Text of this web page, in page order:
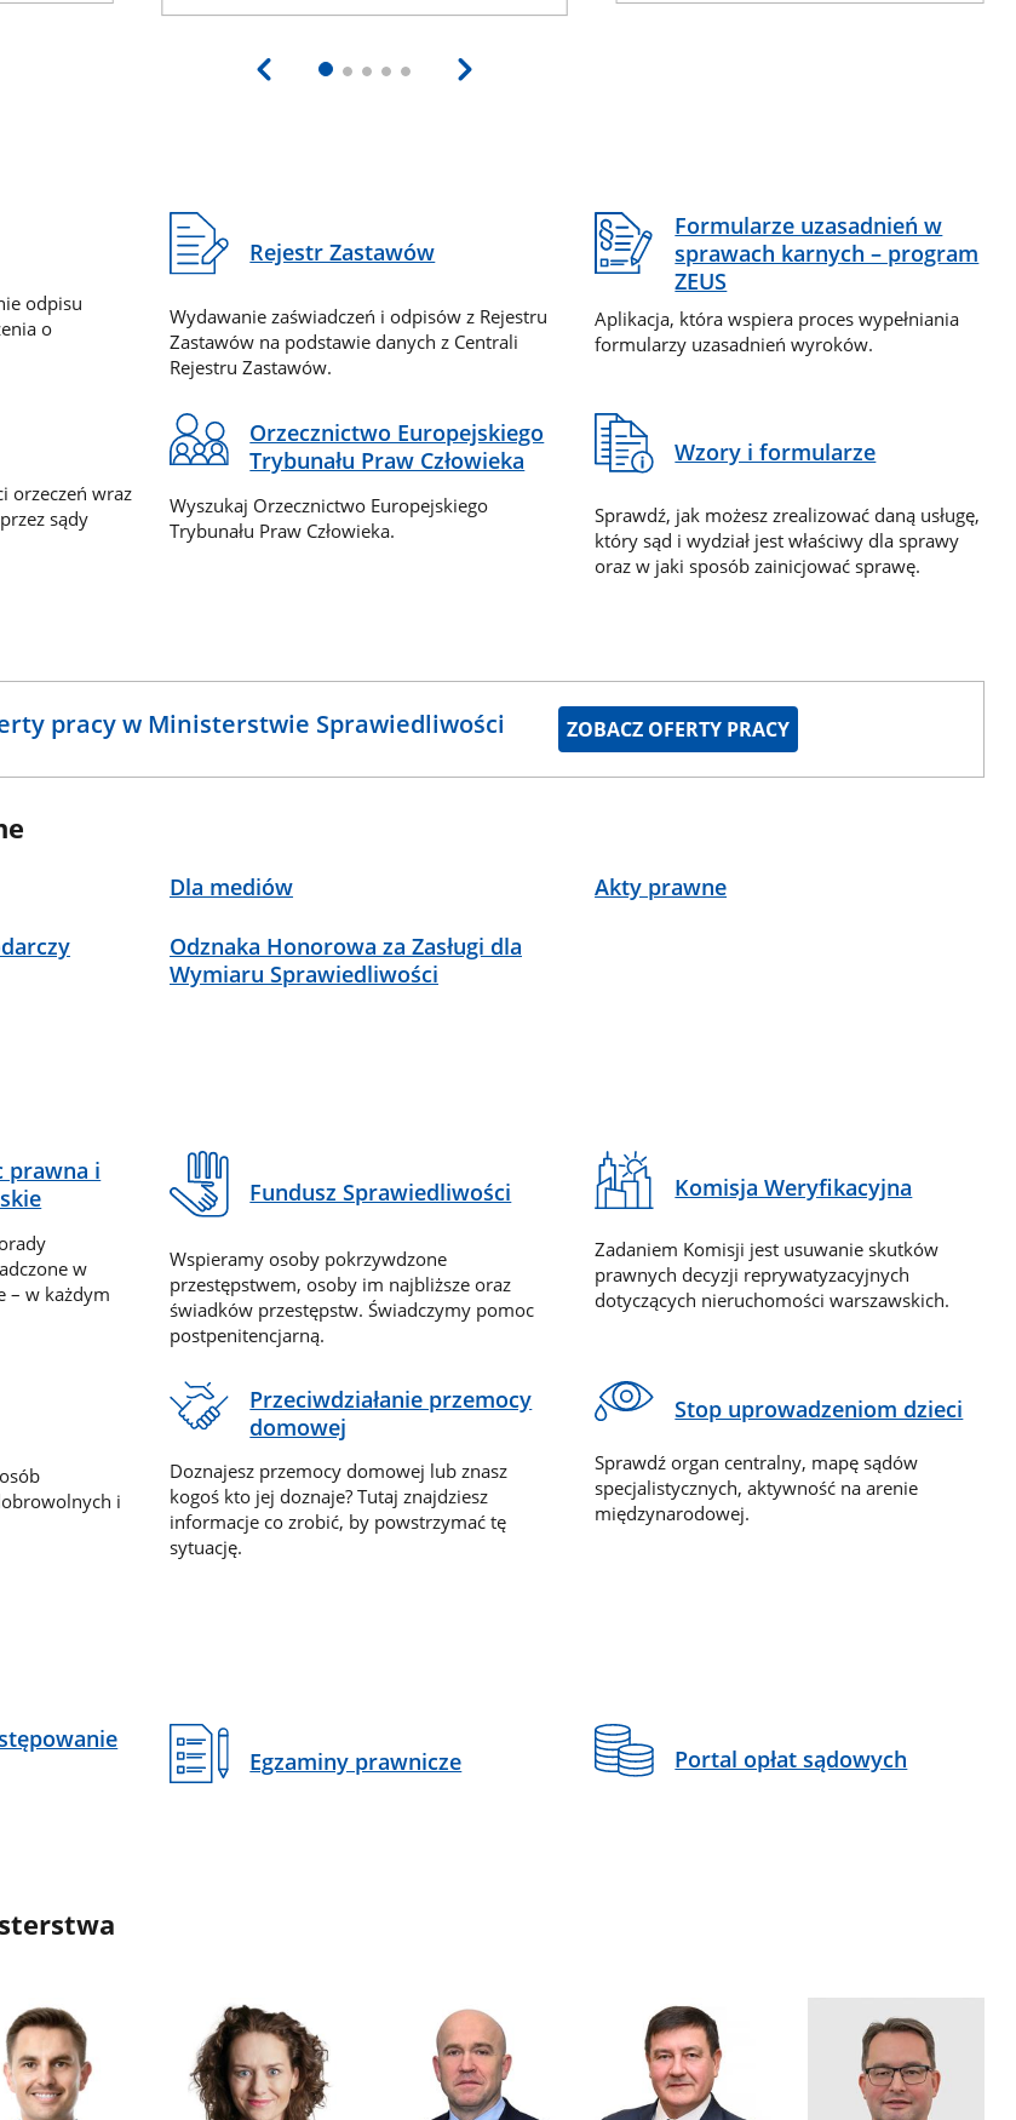
odpisu
o
Rejestr Zastawów
Wydawanie zaświadczeń i odpisów z Rejestru
Zastawów na podstawie danych z Centrali
Rejestru Zastawów.
Formularze uzasadnień w
sprawach karnych – program
ZEUS
Aplikacja, która wspiera proces wypełniania
formularzy uzasadnień wyroków.
orzeczeń wraz
sądy
Orzecznictwo Europejskiego
Trybunału Praw Człowieka
Wyszukaj Orzecznictwo Europejskiego
Trybunału Praw Człowieka.
Wzory i formularze
Sprawdź, jak możesz zrealizować daną usługę,
który sąd i wydział jest właściwy dla sprawy
oraz w jaki sposób zainicjować sprawę.
pracy w Ministerstwie Sprawiedliwości ZOBACZ OFERTY PRACY
Dla mediów Akty prawne
Odznaka Honorowa za Zasługi dla
Wymiaru Sprawiedliwości
prawna i
w
– w każdym
Fundusz Sprawiedliwości
Wspieramy osoby pokrzywdzone
przestępstwem, osoby im najbliższe oraz
świadków przestępstw. Świadczymy pomoc
postpenitencjarną.
Komisja Weryfikacyjna
Zadaniem Komisji jest usuwanie skutków
prawnych decyzji reprywatyzacyjnych
dotyczących nieruchomości warszawskich.
i
Przeciwdziałanie przemocy
domowej
Doznajesz przemocy domowej lub znasz
kogoś kto jej doznaje? Tutaj znajdziesz
informacje co zrobić, by powstrzymać tę
sytuację.
Stop uprowadzeniom dzieci
Sprawdź organ centralny, mapę sądów
specjalistycznych, aktywność na arenie
międzynarodowej.
Egzaminy prawnicze Portal opłat sądowych